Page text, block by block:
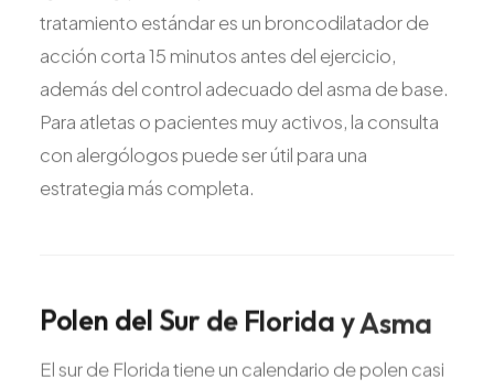
tratamiento estándar es un broncodilatador de
acción corta 15 minutos antes del ejercicio,
además del control adecuado del asma de base.
Para atletas o pacientes muy activos, la consulta
con alergólogos puede ser útil para una
estrategia más completa.
Polen del Sur de FloridayAsma
El sur de Florida tiene un calendario de polen casi